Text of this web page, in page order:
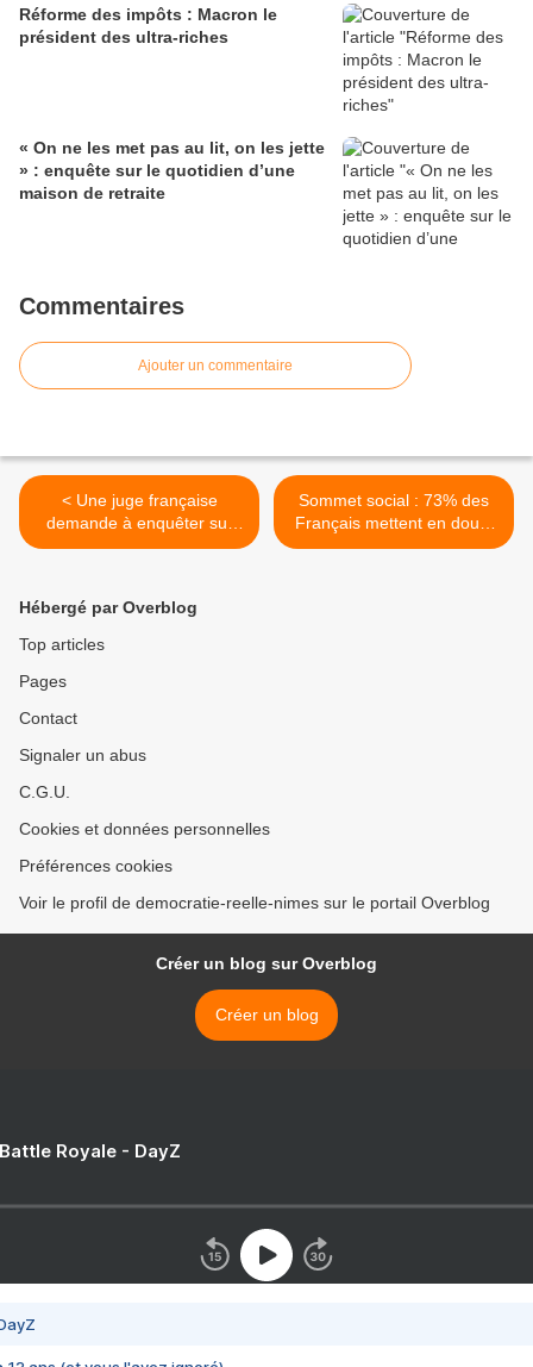
Réforme des impôts : Macron le
président des ultra-riches
« On ne les met pas au lit, on les jette
» : enquête sur le quotidien d’une
maison de retraite
Commentaires
Ajouter un commentaire
< Une juge française
demande à enquêter sur
Guantanamo
Sommet social : 73% des
Français mettent en doute
son efficacité ! >
Hébergé par Overblog
Top articles
Pages
Contact
Signaler un abus
C.G.U.
Cookies et données personnelles
Préférences cookies
Voir le profil de democratie-reelle-nimes sur le portail Overblog
Créer un blog sur Overblog
Créer un blog
Royale - DayZ